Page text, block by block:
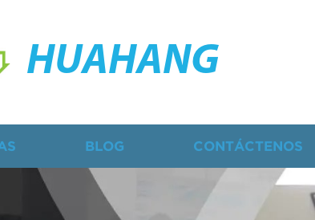
HUAHANG
BLOG CONTÁCTENOS